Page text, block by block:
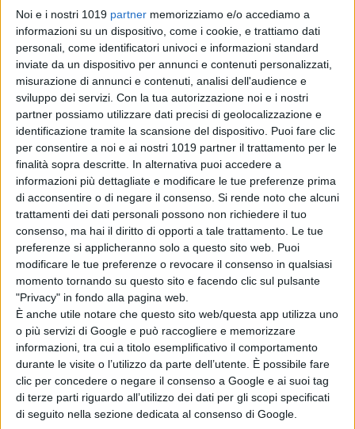
Noi e i nostri 1019 partner memorizziamo e/o accediamo a
informazioni su un dispositivo, come i cookie, e trattiamo dati
personali, come identificatori univoci e informazioni standard
inviate da un dispositivo per annunci e contenuti personalizzati,
misurazione di annunci e contenuti, analisi dell'audience e
sviluppo dei servizi. Con la tua autorizzazione noi e i nostri
partner possiamo utilizzare dati precisi di geolocalizzazione e
identificazione tramite la scansione del dispositivo. Puoi fare clic
per consentire a noi e ai nostri 1019 partner il trattamento per le
finalità sopra descritte. In alternativa puoi accedere a
informazioni più dettagliate e modificare le tue preferenze prima
di acconsentire o di negare il consenso. Si rende noto che alcuni
trattamenti dei dati personali possono non richiedere il tuo
consenso, ma hai il diritto di opporti a tale trattamento. Le tue
preferenze si applicheranno solo a questo sito web. Puoi
modificare le tue preferenze o revocare il consenso in qualsiasi
momento tornando su questo sito e facendo clic sul pulsante
"Privacy" in fondo alla pagina web.
È anche utile notare che questo sito web/questa app utilizza uno
o più servizi di Google e può raccogliere e memorizzare
informazioni, tra cui a titolo esemplificativo il comportamento
durante le visite o l’utilizzo da parte dell’utente. È possibile fare
clic per concedere o negare il consenso a Google e ai suoi tag
di terze parti riguardo all’utilizzo dei dati per gli scopi specificati
di seguito nella sezione dedicata al consenso di Google.